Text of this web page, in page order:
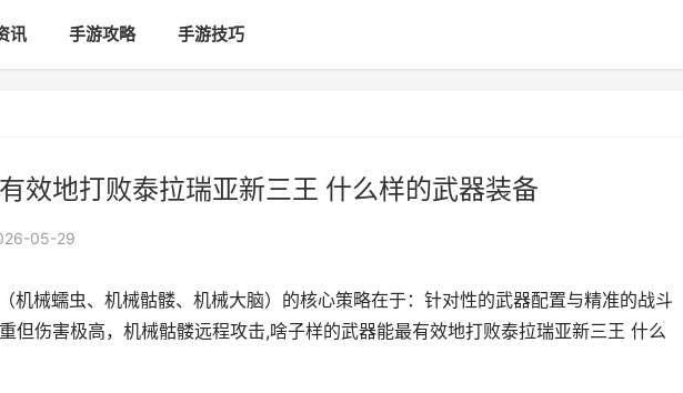
讯 手游攻略 手游技巧
效地打败泰拉瑞亚新三王 什么样的武器装备
05-29
机械蠕虫、机械骷髅、机械大脑）的核心策略在于：针对性的武器配置与精准的战斗
但伤害极高，机械骷髅远程攻击,啥子样的武器能最有效地打败泰拉瑞亚新三王 什么